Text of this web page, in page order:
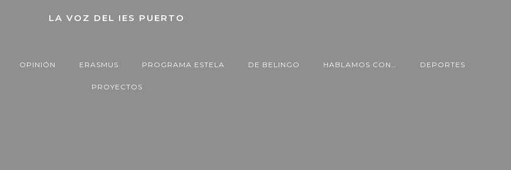
LA VOZ DEL IES PUERTO
OPINIÓN ERASMUS PROGRAMA ESTELA DE BELINGO HABLAMOS CON… DEPORTES
PROYECTOS